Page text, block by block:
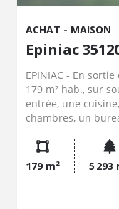
ACHAT - MAISON
Epiniac
EPINIAC - En
179 m² hab., sur
entrée, une
chambres, un
dispose d'un
et abris de jardin.
179 m² 5 293